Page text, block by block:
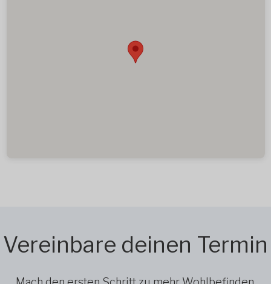
Vereinbare deinen Termin